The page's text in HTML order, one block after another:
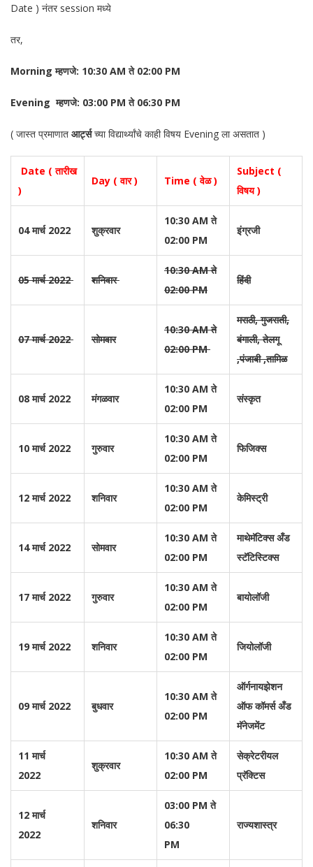
Date ) नंतर session मध्ये
तर,
Morning म्हणजे: 10:30 AM ते 02:00 PM
Evening म्हणजे: 03:00 PM ते 06:30 PM
( जास्त प्रमाणात आर्ट्सच्या विद्यार्थ्यांचे काही विषय Evening ला असतात )
Date ( तारीख
)
Day ( वार ) Time ( वेळ )
Subject (
विषय )
04 मार्च 2022 शुक्रवार
10:30 AM ते
02:00 PM
इंग्रजी
05 मार्च 2022 शनिवार
10:30 AM ते
02:00 PM
हिंदी
07 मार्च 2022 सोमवार
10:30 AM ते
02:00 PM
मराठी, गुजराती,
बंगाली, तेलगू
,पंजाबी ,तामिळ
08 मार्च 2022 मंगळवार
10:30 AM ते
02:00 PM
संस्कृत
10 मार्च 2022 गुरुवार
10:30 AM ते
02:00 PM
फिजिक्स
12 मार्च 2022 शनिवार
10:30 AM ते
02:00 PM
केमिस्ट्री
14 मार्च 2022 सोमवार
10:30 AM ते
02:00 PM
माथेमॅटिक्स अँड
स्टॅटिस्टिक्स
17 मार्च 2022 गुरुवार
10:30 AM ते
02:00 PM
बायोलॉजी
19 मार्च 2022 शनिवार
10:30 AM ते
02:00 PM
जियोलॉजी
09 मार्च 2022 बुधवार
10:30 AM ते
02:00 PM
ऑर्गनायझेशन
ऑफ कॉमर्स अँड
मॅनेजमेंट
11 मार्च
2022
शुक्रवार
10:30 AM ते
02:00 PM
सेक्रेटरीयल
प्रॅक्टिस
12 मार्च
2022
शनिवार
03:00 PM ते
06:30
PM
राज्यशास्त्र